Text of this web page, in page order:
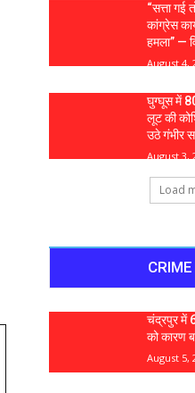
“सत्ता गई
कांग्रेस
हमला” —
August 4,
घुग्घूस में
लूट की
उठे गंभीर
August 3,
Load
चंद्रपुर में
को कारण
August 5,